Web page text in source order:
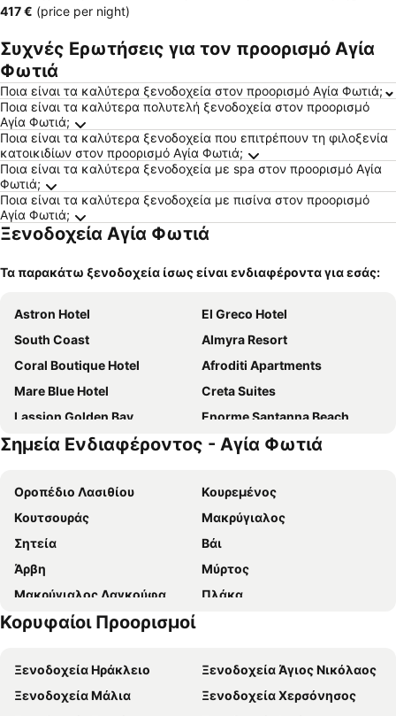
‎417 € (price per night)
Συχνές Ερωτήσεις για τον προορισμό Αγία
Φωτιά
Ποια είναι τα καλύτερα ξενοδοχεία στον προορισμό Αγία Φωτιά;
Ποια είναι τα καλύτερα πολυτελή ξενοδοχεία στον προορισμό
Αγία Φωτιά;
Ποια είναι τα καλύτερα ξενοδοχεία που επιτρέπουν τη φιλοξενία
κατοικιδίων στον προορισμό Αγία Φωτιά;
Ποια είναι τα καλύτερα ξενοδοχεία με spa στον προορισμό Αγία
Φωτιά;
Ποια είναι τα καλύτερα ξενοδοχεία με πισίνα στον προορισμό
Αγία Φωτιά;
Ξενοδοχεία Αγία Φωτιά
Τα παρακάτω ξενοδοχεία ίσως είναι ενδιαφέροντα για εσάς:
Astron Hotel
El Greco Hotel
South Coast
Almyra Resort
Coral Boutique Hotel
Afroditi Apartments
Mare Blue Hotel
Creta Suites
Lassion Golden Bay
Enorme Santanna Beach
Istron Bay
Galaxy Hotel
Kakkos Bay
Porto Belissario
Elpida Village
Cretan Villa
Studios Crete
Mare Village
Tholos Rooms
El Greco
Eden Rock
Mistral Mare Hotel
Helios Studios & Apartments
Ostria Resort & Spa
Petra Mare
Creta Sun Apartments
Numo Ierapetra Beach Resort Crete, Curio Collection by Hilton
Σημεία Ενδιαφέροντος - Αγία Φωτιά
Οροπέδιο Λασιθίου
Κουρεμένος
Κουτσουράς
Μακρύγιαλος
Σητεία
Βάι
Άρβη
Μύρτος
Μακρύγιαλος Λαγκούφα
Πλάκα
Κάτω Ζάκρος
Βούλισμα
Πηλός
Βούλισμα
Αμμούδι
Κορυφαίοι Προορισμοί
Ξενοδοχεία Ηράκλειο
Ξενοδοχεία Άγιος Νικόλαος
Ξενοδοχεία Μάλια
Ξενοδοχεία Χερσόνησος